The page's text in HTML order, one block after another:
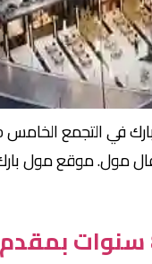
الأمريكية وكايرو